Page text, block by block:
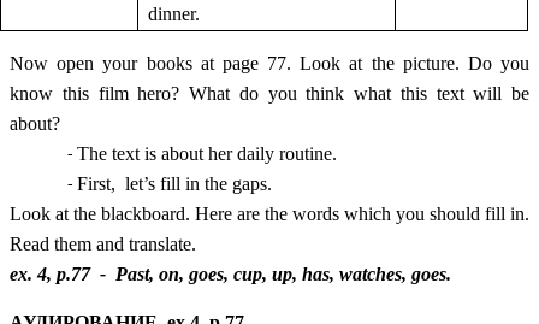
dinner.
Now open your books at page 77. Look at the picture. Do you
know this film hero? What do you think what this text will be
about?
The text is about her daily routine.
First, let’s fill in the gaps.
Look at the blackboard. Here are the words which you should fill in.
Read them and translate.
ex. 4, p.77 - Past, on, goes, cup, up, has, watches, goes.